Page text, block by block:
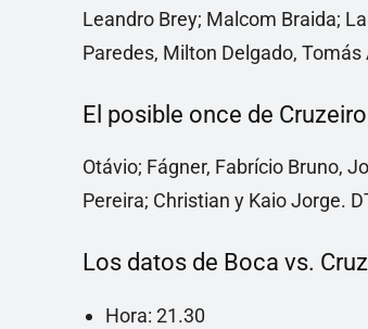
Leandro Brey; Malcom Braida;
Paredes, Milton Delgado,
El posible once de
Otávio; Fágner, Fabrício Bruno,
Pereira; Christian y Kaio Jorge.
Los datos de Boca vs.
Hora: 21.30